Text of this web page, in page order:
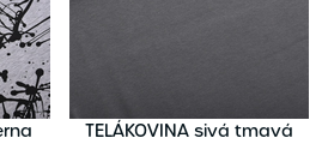
TELÁKOVINA sivá tmavá